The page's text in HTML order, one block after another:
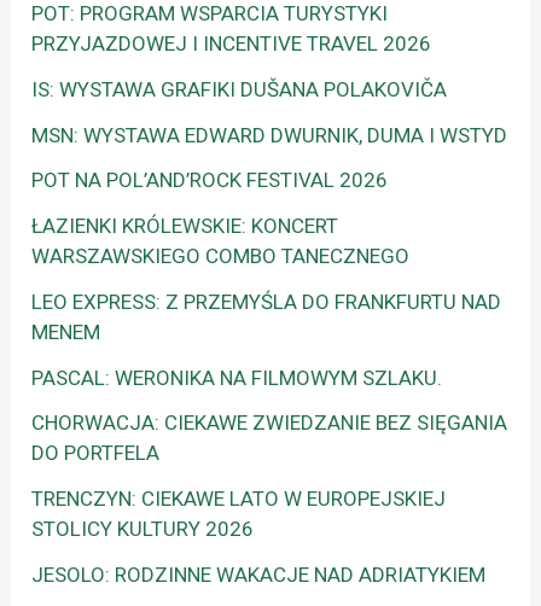
POT: PROGRAM WSPARCIA TURYSTYKI
PRZYJAZDOWEJ I INCENTIVE TRAVEL 2026
IS: WYSTAWA GRAFIKI DUŠANA POLAKOVIČA
MSN: WYSTAWA EDWARD DWURNIK, DUMA I WSTYD
POT NA POL’AND’ROCK FESTIVAL 2026
ŁAZIENKI KRÓLEWSKIE: KONCERT
WARSZAWSKIEGO COMBO TANECZNEGO
LEO EXPRESS: Z PRZEMYŚLA DO FRANKFURTU NAD
MENEM
PASCAL: WERONIKA NA FILMOWYM SZLAKU.
CHORWACJA: CIEKAWE ZWIEDZANIE BEZ SIĘGANIA
DO PORTFELA
TRENCZYN: CIEKAWE LATO W EUROPEJSKIEJ
STOLICY KULTURY 2026
JESOLO: RODZINNE WAKACJE NAD ADRIATYKIEM